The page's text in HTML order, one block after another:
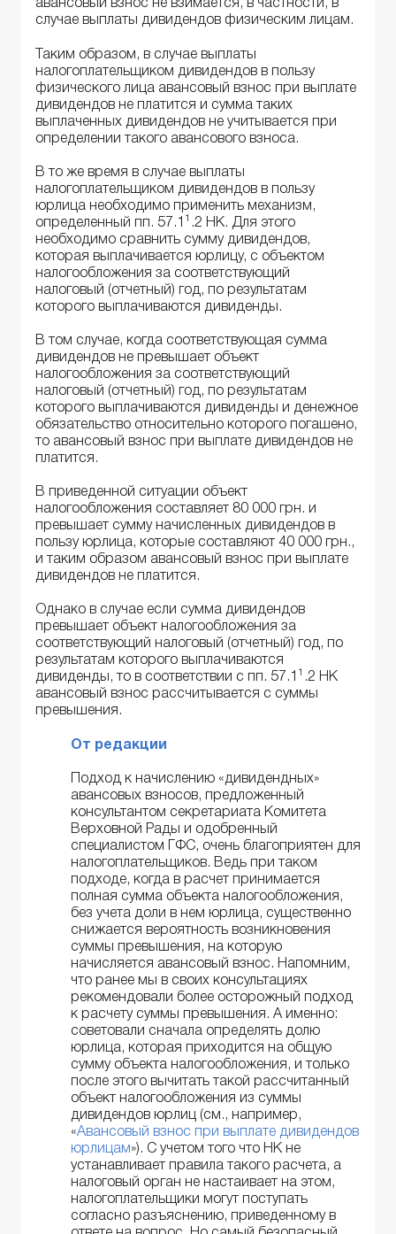
авансовый взнос не взимается, в частности, в
случае выплаты дивидендов физическим лицам.
Таким образом, в случае выплаты
налогоплательщиком дивидендов в пользу
физического лица авансовый взнос при выплате
дивидендов не платится и сумма таких
выплаченных дивидендов не учитывается при
определении такого авансового взноса.
В то же время в случае выплаты
налогоплательщиком дивидендов в пользу
юрлица необходимо применить механизм,
определенный пп. 57.1 1 .2 НК. Для этого
необходимо сравнить сумму дивидендов,
которая выплачивается юрлицу, с объектом
налогообложения за соответствующий
налоговый (отчетный) год, по результатам
которого выплачиваются дивиденды.
В том случае, когда соответствующая сумма
дивидендов не превышает объект
налогообложения за соответствующий
налоговый (отчетный) год, по результатам
которого выплачиваются дивиденды и денежное
обязательство относительно которого погашено,
то авансовый взнос при выплате дивидендов не
платится.
В приведенной ситуации объект
налогообложения составляет 80 000 грн. и
превышает сумму начисленных дивидендов в
пользу юрлица, которые составляют 40 000 грн.,
и таким образом авансовый взнос при выплате
дивидендов не платится.
Однако в случае если сумма дивидендов
превышает объект налогообложения за
соответствующий налоговый (отчетный) год, по
результатам которого выплачиваются
дивиденды, то в соответствии с пп. 57.1
1 .2 НК
авансовый взнос рассчитывается с суммы
превышения.
От редакции
Подход к начислению «дивидендных»
авансовых взносов, предложенный
консультантом секретариата Комитета
Верховной Рады и одобренный
специалистом ГФС, очень благоприятен для
налогоплательщиков. Ведь при таком
подходе, когда в расчет принимается
полная сумма объекта налогообложения,
без учета доли в нем юрлица, существенно
снижается вероятность возникновения
суммы превышения, на которую
начисляется авансовый взнос. Напомним,
что ранее мы в своих консультациях
рекомендовали более осторожный подход
к расчету суммы превышения. А именно:
советовали сначала определять долю
юрлица, которая приходится на общую
сумму объекта налогообложения, и только
после этого вычитать такой рассчитанный
объект налогообложения из суммы
дивидендов юрлиц (см., например,
«Авансовый взнос при выплате дивидендов
юрлицам»). С учетом того что НК не
устанавливает правила такого расчета, а
налоговый орган не настаивает на этом,
налогоплательщики могут поступать
согласно разъяснению, приведенному в